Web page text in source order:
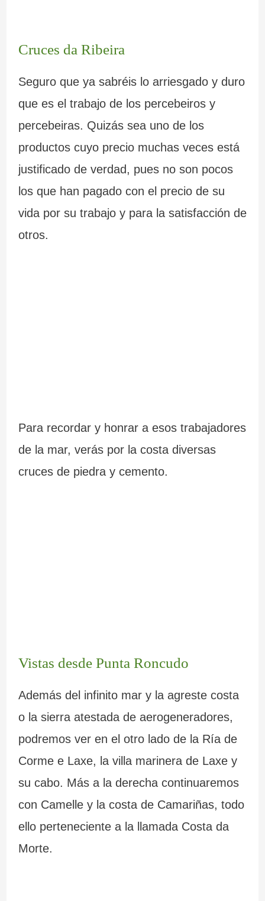
Cruces da Ribeira
Seguro que ya sabréis lo arriesgado y duro
que es el trabajo de los percebeiros y
percebeiras. Quizás sea uno de los
productos cuyo precio muchas veces está
justificado de verdad, pues no son pocos
los que han pagado con el precio de su
vida por su trabajo y para la satisfacción de
otros.
Para recordar y honrar a esos trabajadores
de la mar, verás por la costa diversas
cruces de piedra y cemento.
Vistas desde Punta Roncudo
Además del infinito mar y la agreste costa
o la sierra atestada de aerogeneradores,
podremos ver en el otro lado de la Ría de
Corme e Laxe, la villa marinera de Laxe y
su cabo. Más a la derecha continuaremos
con Camelle y la costa de Camariñas, todo
ello perteneciente a la llamada Costa da
Morte.